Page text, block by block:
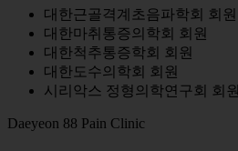
대한근골격계초음파학회 회원
대한마취통증의학회 회원
대한척추통증학회 회원
대한도수의학회 회원
시리악스 정형의학연구회 회원
Daeyeon 88 Pain Clinic